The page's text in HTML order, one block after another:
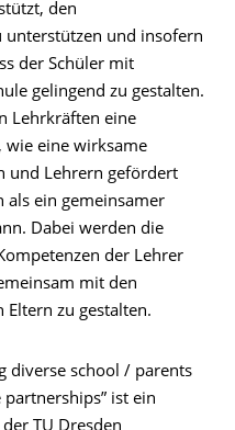
den
unterstützen und insofern
der Schüler mit
gelingend zu gestalten.
Lehrkräften eine
wie eine wirksame
und Lehrern gefördert
als ein gemeinsamer
Dabei werden die
der Lehrer
mit den
Eltern zu gestalten.
diverse school / parents
ist ein